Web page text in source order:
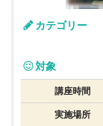
カテゴリー
対象
講座時間
実施場所